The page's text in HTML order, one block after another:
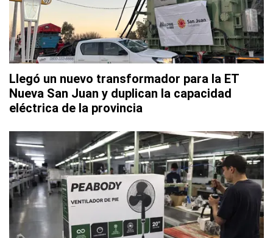
Llegó un nuevo transformador para la ET
Nueva San Juan y duplican la capacidad
eléctrica de la provincia